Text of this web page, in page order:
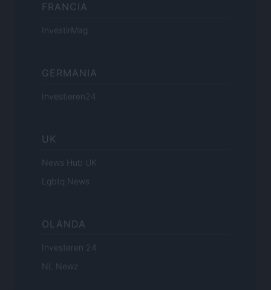
FRANCIA
InvestirMag
GERMANIA
Investieren24
UK
News Hub UK
Lgbtq News
OLANDA
Investeren 24
NL Newz